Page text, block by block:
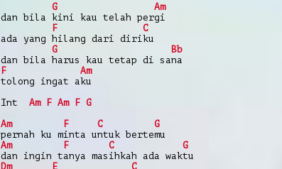
G
Am
dan bila kini kau telah pergi
F
C
ada yang hilang dari diriku
G
Bb
dan bila harus kau tetap di sana
F
Am
tolong ingat aku
Int Am F Am F G
Am
F C
G
pernah ku minta untuk bertemu
Am
F C
G
dan ingin tanya masihkah ada waktu
Dm
E
C